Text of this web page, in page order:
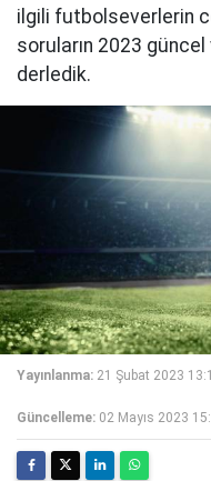
ilgili futbolseverlerin
soruların 2023
derledik.
Yayınlanma: 21 Şubat 2023
Güncelleme: 02 Mayıs 2023